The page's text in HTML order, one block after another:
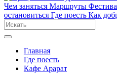
Чем заняться Маршруты
остановиться Где поесть Как
Главная
Где поесть
Кафе Арарат